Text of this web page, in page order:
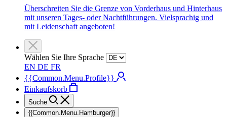
Überschreiten Sie die Grenze von Vorderhaus und Hinterhaus
mit unseren Tages- oder Nachtführungen. Vielsprachig und
mit Leidenschaft angeboten!
Wählen Sie Ihre Sprache
EN DE FR
{{Common.Menu.Profile}}
Einkaufskorb
Suche
{{Common.Menu.Hamburger}}